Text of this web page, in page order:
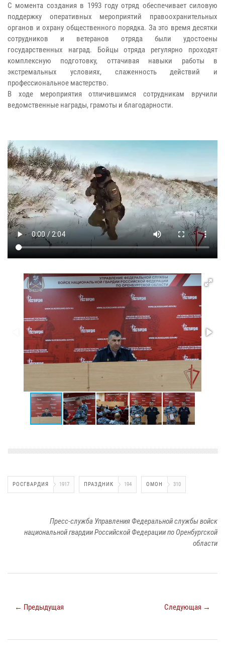
С момента создания в 1993 году отряд обеспечивает силовую
поддержку оперативных мероприятий правоохранительных
органов и охрану общественного порядка. За это время десятки
сотрудников и ветеранов отряда были удостоены
государственных наград. Бойцы отряда регулярно проходят
комплексную подготовку, оттачивая навыки работы в
экстремальных условиях, слаженность действий и
профессиональное мастерство.
В ходе мероприятия отличившимся сотрудникам вручили
ведомственные награды, грамоты и благодарности.
РОСГВАРДИЯ 1917 ПРАЗДНИК 194 ОМОН 310
Пресс-служба Управления Федеральной службы войск
национальной гвардии Российской Федерации по Оренбургской
области
← Предыдущая Следующая →